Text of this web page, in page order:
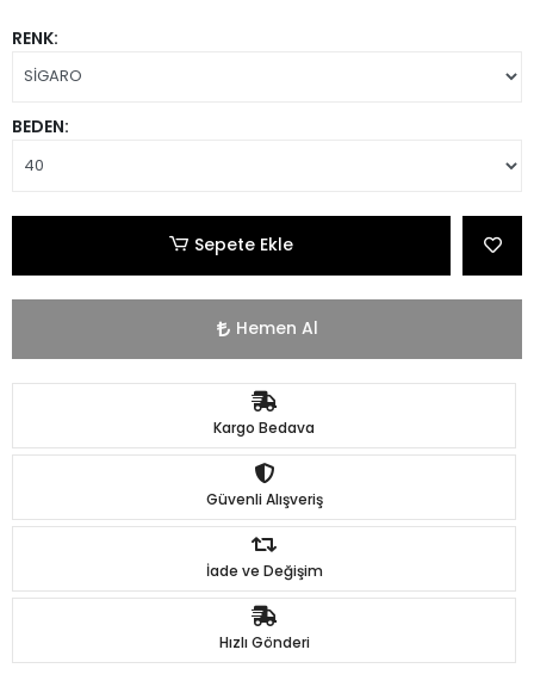
RENK:
BEDEN:
Sepete Ekle
Hemen Al
Kargo Bedava
Güvenli Alışveriş
İade ve Değişim
Hızlı Gönderi